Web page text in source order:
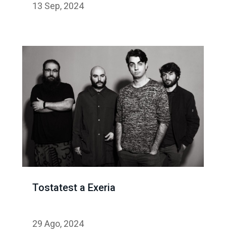
13 Sep, 2024
Tostatest a Exeria
29 Ago, 2024